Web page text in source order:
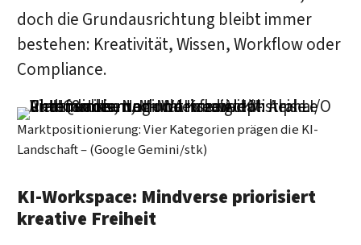
doch die Grundausrichtung bleibt immer
bestehen: Kreativität, Wissen, Workflow oder
Compliance.
Marktpositionierung: Vier Kategorien prägen die KI-
Landschaft – (Google Gemini/stk)
KI-Workspace: Mindverse priorisiert
kreative Freiheit